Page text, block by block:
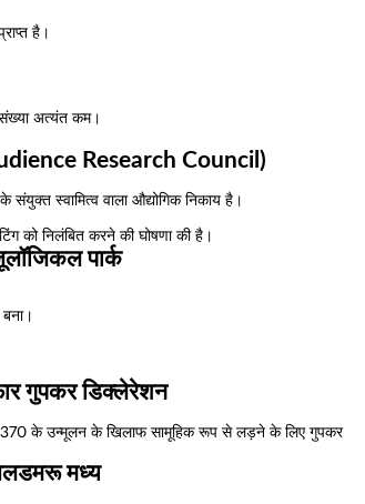
है।
संख्या अत्यंत कम।
Research Council)
संयुक्त स्वामित्व वाला औद्योगिक निकाय है।
को निलंबित करने की घोषणा की है।
पार्क
गुपकर डिक्लेरेशन
370 के उन्मूलन के खिलाफ सामूहिक रूप से लड़ने के लिए गुपकर
मध्य